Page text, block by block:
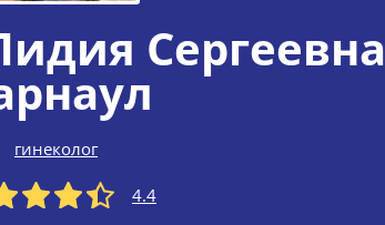
Сергеевна
гинеколог
4.4